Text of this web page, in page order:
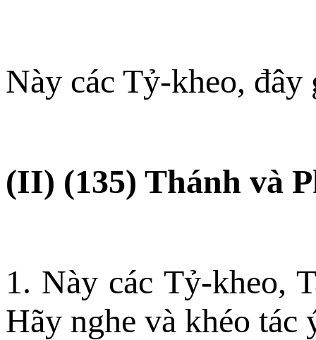
Này các Tỷ-kheo, đây
(II) (135) Thánh và
1. Này các Tỷ-kheo,
Hãy nghe và khéo tác